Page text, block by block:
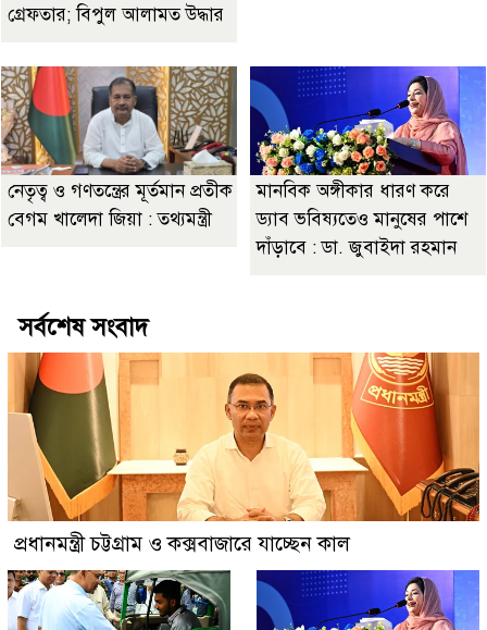
গ্রেফতার; বিপুল আলামত উদ্ধার
নেতৃত্ব ও গণতন্ত্রের মূর্তমান প্রতীক
বেগম খালেদা জিয়া : তথ্যমন্ত্রী
মানবিক অঙ্গীকার ধারণ করে
ড্যাব ভবিষ্যতেও মানুষের পাশে
দাঁড়াবে : ডা. জুবাইদা রহমান
সর্বশেষ সংবাদ
প্রধানমন্ত্রী চট্টগ্রাম ও কক্সবাজারে যাচ্ছেন কাল